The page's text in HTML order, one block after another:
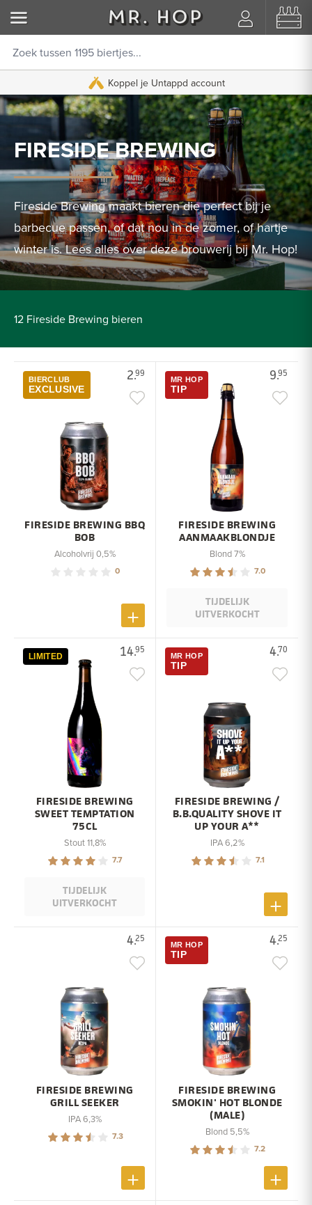
Koppel je Untappd account
FIRESIDE BREWING
Fireside Brewing maakt bieren die perfect bij je
barbecue passen, of dat nou in de zomer, of hartje
winter is. Lees alles over deze brouwerij bij Mr. Hop!
12 Fireside Brewing bieren
2.99
BIERCLUB
EXCLUSIVE
FIRESIDE BREWING BBQ
BOB
Alcoholvrij 0,5%
0
9.95
MR HOP
TIP
FIRESIDE BREWING
AANMAAKBLONDJE
Blond 7%
7.0
TIJDELIJK
UITVERKOCHT
14.95
LIMITED
FIRESIDE BREWING
SWEET TEMPTATION
75CL
Stout 11,8%
7.7
TIJDELIJK
UITVERKOCHT
4.70
MR HOP
TIP
FIRESIDE BREWING /
B.B.QUALITY SHOVE IT
UP YOUR A**
IPA 6,2%
7.1
4.25
FIRESIDE BREWING
GRILL SEEKER
IPA 6,3%
7.3
4.25
MR HOP
TIP
FIRESIDE BREWING
SMOKIN' HOT BLONDE
(MALE)
Blond 5,5%
7.2